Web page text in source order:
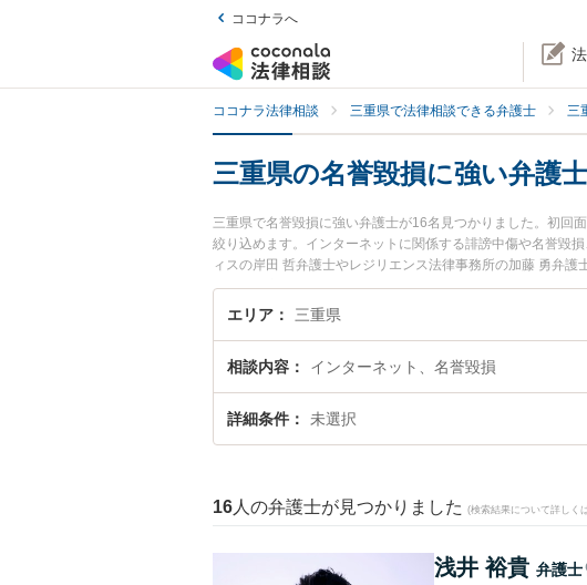
ココナラへ
ココナラ法律相談 三重県で法律相談できる弁護士 三
三重県の名誉毀損に強い弁護士
三重県で名誉毀損に強い弁護士が16名見つかりました。初回
絞り込めます。インターネットに関係する誹謗中傷や名誉毀
ィスの岸田 哲弁護士やレジリエンス法律事務所の加藤 勇弁
で土日や夜間に発生した名誉毀損のトラブルを今すぐに弁護
律相談できる三重県内の弁護士に相談予約したい』などでお
エリア 三重県
相談内容 インターネット、名誉毀損
詳細条件 未選択
16 人の弁護士が見つかりました (検索結果について詳しく
浅井 裕貴 弁護士